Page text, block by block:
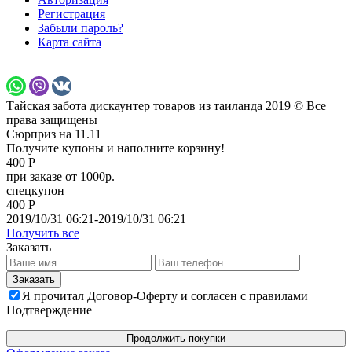
Регистрация
Забыли пароль?
Карта сайта
Тайская забота дискаунтер товаров из таиланда 2019 © Все
права защищены
Сюрприз на 11.11
Получите купоны и наполните корзину!
400 Р
при заказе от 1000р.
спецкупон
400 Р
2019/10/31 06:21-2019/10/31 06:21
Получить все
Заказать
Я прочитал Договор-Оферту и согласен с правилами
Подтверждение
Продолжить покупки